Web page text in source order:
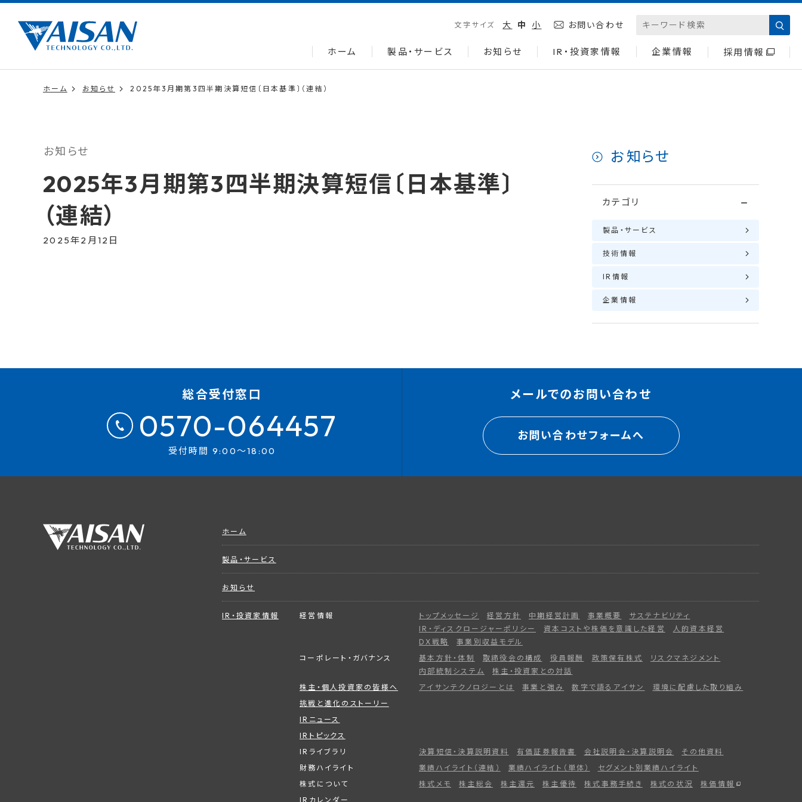
文字サイズ 大 中 小 お問い合わせ
ホーム 製品・サービス お知らせ IR・投資家情報 企業情報 採用情報
ホーム お知らせ 2025年3月期第3四半期決算短信〔日本基準〕（連結）
お知らせ
2025年3月期第3四半期決算短信〔日本基準〕
（連結）
2025年2月12日
お知らせ
カテゴリ
製品・サービス
技術情報
IR情報
企業情報
総合受付窓口
0570-064457
受付時間 9:00～18:00
メールでのお問い合わせ
お問い合わせフォームへ
ホーム
製品・サービス
お知らせ
IR・投資家情報 経営情報 トップメッセージ 経営方針 中期経営計画 事業概要
サステナビリティ
IR・ディスクロージャーポリシー
資本コストや株価を意識した経営
人的資本経営
DX戦略
事業別収益モデル
コーポレート・ガバナンス
基本方針・体制 取締役会の構成 役員報酬 政策保有株式
リスクマネジメント
内部統制システム
株主・投資家との対話
株主・個人投資家の皆様へ
アイサンテクノロジーとは 事業と強み 数字で語るアイサン
環境に配慮した取り組み
挑戦と進化のストーリー
IRニュース
IRトピックス
IRライブラリ
決算短信・決算説明資料 有価証券報告書 会社説明会・決算説明会
その他資料
財務ハイライト
業績ハイライト（連結） 業績ハイライト（単体）
セグメント別業績ハイライト
株式について
株式メモ 株主総会 株主還元 株主優待 株式事務手続き 株式の状況
株価情報
IRカレンダー